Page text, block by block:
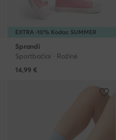
EXTRA -10% Kodas: SUMMER
Sprandi
Sportbačiai · Rožinė
14,99 €